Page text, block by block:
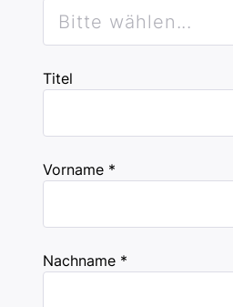
Bitte wählen...
Titel
Vorname *
Nachname *